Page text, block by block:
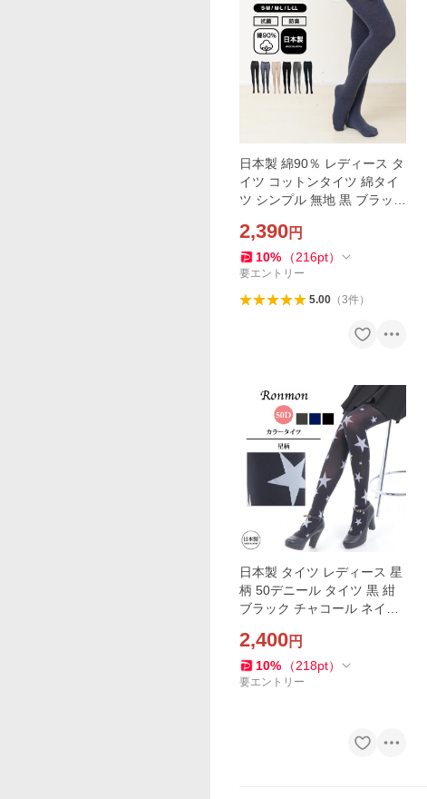
日本製 綿90％ レディース タ
イツ コットンタイツ 綿タイ
ツ シンプル 無地 黒 ブラック
い マチ付き ゆったり あたた
かい t05
2,390円
10% （216pt）
要エントリー
5.00（3件）
日本製 タイツ レディース 星
柄 50デニール タイツ 黒 紺
ブラック チャコール ネイビ
ア 総柄 柄タイツ おしゃれ か
わいい 学生 大人
2,400円
10% （218pt）
要エントリー